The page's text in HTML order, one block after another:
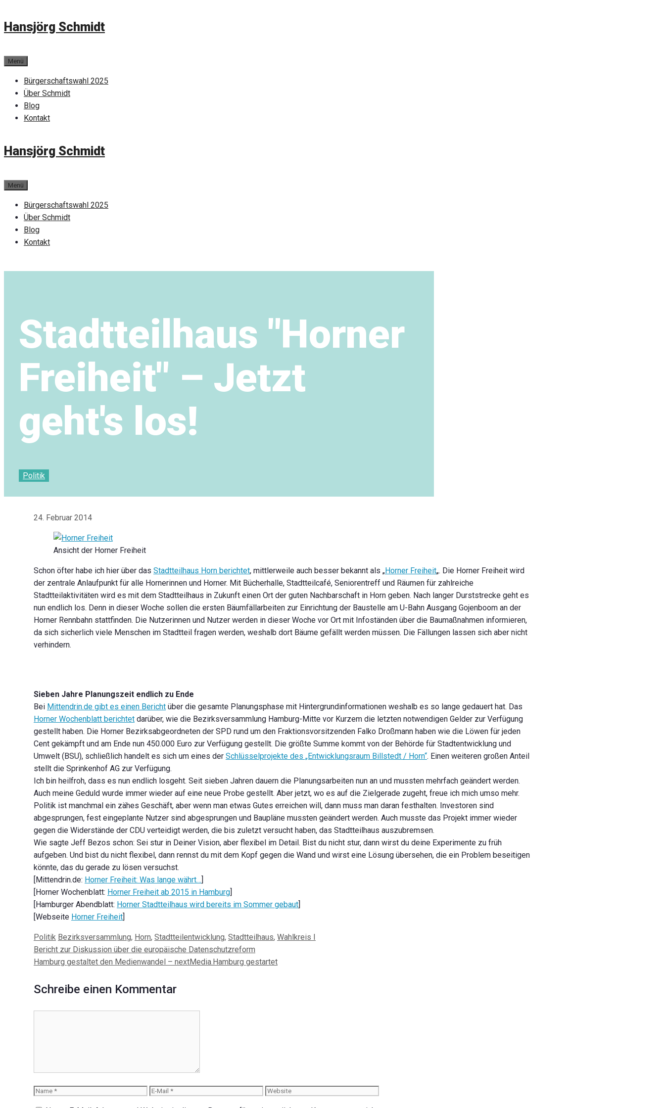
Inhalt
Hansjörg Schmidt
Menü
Bürgerschaftswahl 2025
Über Schmidt
Blog
Kontakt
Hansjörg Schmidt
Menü
Bürgerschaftswahl 2025
Über Schmidt
Blog
Kontakt
Stadtteilhaus "Horner
Freiheit" – Jetzt
geht's los!
Politik
24. Februar 2014
Ansicht der Horner Freiheit
Schon öfter habe ich hier über das Stadtteilhaus Horn berichtet, mittlerweile auch besser bekannt als „Horner Freiheit„. Die Horner Freiheit wird
der zentrale Anlaufpunkt für alle Hornerinnen und Horner. Mit Bücherhalle, Stadtteilcafé, Seniorentreff und Räumen für zahlreiche
Stadtteilaktivitäten wird es mit dem Stadtteilhaus in Zukunft einen Ort der guten Nachbarschaft in Horn geben. Nach langer Durststrecke geht es
nun endlich los. Denn in dieser Woche sollen die ersten Bäumfällarbeiten zur Einrichtung der Baustelle am U-Bahn Ausgang Gojenboom an der
Horner Rennbahn stattfinden. Die Nutzerinnen und Nutzer werden in dieser Woche vor Ort mit Infoständen über die Baumaßnahmen informieren,
da sich sicherlich viele Menschen im Stadtteil fragen werden, weshalb dort Bäume gefällt werden müssen. Die Fällungen lassen sich aber nicht
verhindern.
Sieben Jahre Planungszeit endlich zu Ende
Bei Mittendrin.de gibt es einen Bericht über die gesamte Planungsphase mit Hintergrundinformationen weshalb es so lange gedauert hat. Das
Horner Wochenblatt berichtet darüber, wie die Bezirksversammlung Hamburg-Mitte vor Kurzem die letzten notwendigen Gelder zur Verfügung
gestellt haben. Die Horner Bezirksabgeordneten der SPD rund um den Fraktionsvorsitzenden Falko Droßmann haben wie die Löwen für jeden
Cent gekämpft und am Ende nun 450.000 Euro zur Verfügung gestellt. Die größte Summe kommt von der Behörde für Stadtentwicklung und
Umwelt (BSU), schließlich handelt es sich um eines der Schlüsselprojekte des „Entwicklungsraum Billstedt / Horn“. Einen weiteren großen Anteil
stellt die Sprinkenhof AG zur Verfügung.
Ich bin heilfroh, dass es nun endlich losgeht. Seit sieben Jahren dauern die Planungsarbeiten nun an und mussten mehrfach geändert werden.
Auch meine Geduld wurde immer wieder auf eine neue Probe gestellt. Aber jetzt, wo es auf die Zielgerade zugeht, freue ich mich umso mehr.
Politik ist manchmal ein zähes Geschäft, aber wenn man etwas Gutes erreichen will, dann muss man daran festhalten. Investoren sind
abgesprungen, fest eingeplante Nutzer sind abgesprungen und Baupläne mussten geändert werden. Auch musste das Projekt immer wieder
gegen die Widerstände der CDU verteidigt werden, die bis zuletzt versucht haben, das Stadtteilhaus auszubremsen.
Wie sagte Jeff Bezos schon: Sei stur in Deiner Vision, aber flexibel im Detail. Bist du nicht stur, dann wirst du deine Experimente zu früh
aufgeben. Und bist du nicht flexibel, dann rennst du mit dem Kopf gegen die Wand und wirst eine Lösung übersehen, die ein Problem beseitigen
könnte, das du gerade zu lösen versuchst.
[Mittendrin.de: Horner Freiheit: Was lange währt…
[Horner Wochenblatt: Horner Freiheit ab 2015 in Hamburg
[Hamburger Abendblatt: Horner Stadtteilhaus wird bereits im Sommer gebaut
[Webseite Horner Freiheit
Kategorien
Politik Schlagwörter
Bezirksversammlung, Horn, Stadtteilentwicklung, Stadtteilhaus, Wahlkreis I
Beitrags-
Navigation
Bericht zur Diskussion über die europäische Datenschutzreform
Hamburg gestaltet den Medienwandel – nextMedia.Hamburg gestartet
Schreibe einen Kommentar
Name
E-
Website